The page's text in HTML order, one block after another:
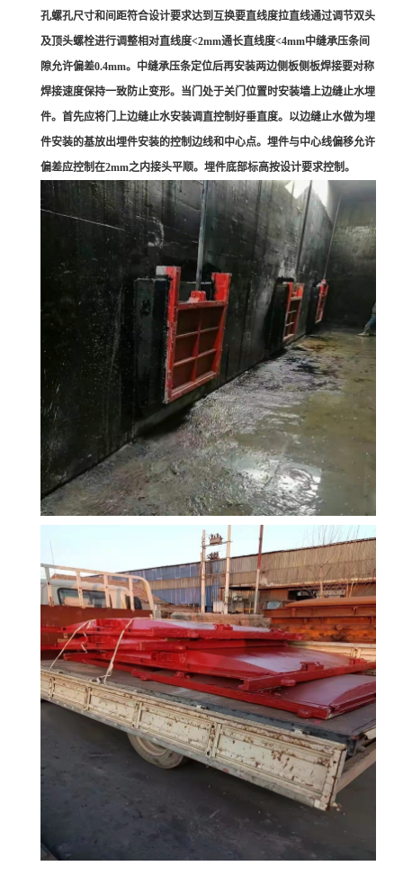
孔螺孔尺寸和间距符合设计要求达到互换要直线度拉直线通过调节双头
及顶头螺栓进行调整相对直线度<2mm通长直线度<4mm中缝承压条间
隙允许偏差0.4mm。中缝承压条定位后再安装两边侧板侧板焊接要对称
焊接速度保持一致防止变形。当门处于关门位置时安装墙上边缝止水埋
件。首先应将门上边缝止水安装调直控制好垂直度。以边缝止水做为埋
件安装的基放出埋件安装的控制边线和中心点。埋件与中心线偏移允许
偏差应控制在2mm之内接头平顺。埋件底部标高按设计要求控制。